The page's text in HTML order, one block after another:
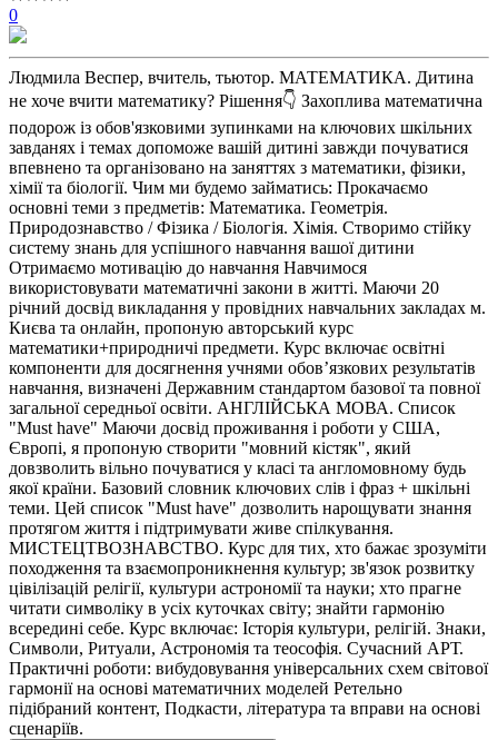
0
Людмила Веспер, вчитель, тьютор. МАТЕМАТИКА. Дитина
не хоче вчити математику? Рішення👇 Захоплива математична
подорож із обов'язковими зупинками на ключових шкільних
завданях і темах допоможе вашій дитині завжди почуватися
впевнено та організовано на заняттях з математики, фізики,
хімії та біології. Чим ми будемо займатись: Прокачаємо
основні теми з предметів: Математика. Геометрія.
Природознавство / Фізика / Біологія. Хімія. Створимо стійку
систему знань для успішного навчання вашої дитини
Отримаємо мотивацію до навчання Навчимося
використовувати математичні закони в житті. Маючи 20
річний досвід викладання у провідних навчальних закладах м.
Києва та онлайн, пропоную авторський курс
математики+природничі предмети. Курс включає освітні
компоненти для досягнення учнями обов’язкових результатів
навчання, визначені Державним стандартом базової та повної
загальної середньої освіти. АНГЛІЙСЬКА МОВА. Список
"Must have" Маючи досвід проживання і роботи у США,
Європі, я пропоную створити "мовний кістяк", який
довзволить вільно почуватися у класі та англомовному будь
якої країни. Базовий словник ключових слів і фраз + шкільні
теми. Цей список "Must have" дозволить нарощувати знання
протягом життя і підтримувати живе спілкування.
МИСТЕЦТВОЗНАВСТВО. Курс для тих, хто бажає зрозуміти
походження та взаємопроникнення культур; зв'язок розвитку
цівілізацій релігії, культури астрономії та науки; хто прагне
читати символіку в усіх куточках світу; знайти гармонію
всередині себе. Курс включає: Історія культури, релігій. Знаки,
Символи, Ритуали, Астрономія та теософія. Сучасний АРТ.
Практичні роботи: вибудовування універсальних схем світової
гармонії на основі математичних моделей Ретельно
підібраний контент, Подкасти, література та вправи на основі
сценаріїв.